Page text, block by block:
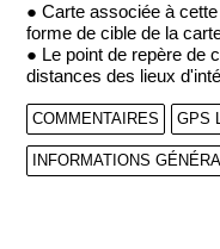
● Carte associée à
forme de cible de la
● Le point de repère de
distances des lieux
COMMENTAIRES GPS
INFORMATIONS